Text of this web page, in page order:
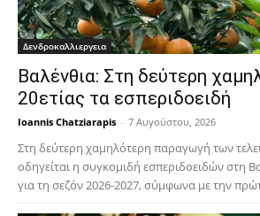
Δενδροκαλλιεργεια
Βαλένθια: Στη δεύτερη
20ετίας τα εσπεριδοειδή
Ioannis Chatziarapis - 7 Αυγούστου, 2026
Στη δεύτερη χαμηλότερη παραγωγή των
οδηγείται η συγκομιδή εσπεριδοειδών στη
για τη σεζόν 2026-2027, σύμφωνα με την